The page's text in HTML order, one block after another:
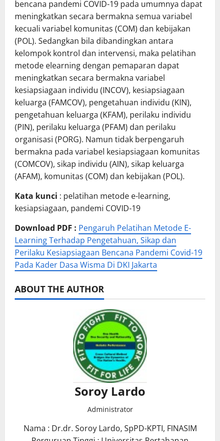
bencana pandemi COVID-19 pada umumnya dapat
meningkatkan secara bermakna semua variabel
kecuali variabel komunitas (COM) dan kebijakan
(POL). Sedangkan bila dibandingkan antara
kelompok kontrol dan intervensi, maka pelatihan
metode elearning dengan pemaparan dapat
meningkatkan secara bermakna variabel
kesiapsiagaan individu (INCOV), kesiapsiagaan
keluarga (FAMCOV), pengetahuan individu (KIN),
pengetahuan keluarga (KFAM), perilaku individu
(PIN), perilaku keluarga (PFAM) dan perilaku
organisasi (PORG). Namun tidak berpengaruh
bermakna pada variabel kesiapsiagaan komunitas
(COMCOV), sikap individu (AIN), sikap keluarga
(AFAM), komunitas (COM) dan kebijakan (POL).
Kata kunci : pelatihan metode e-learning,
kesiapsiagaan, pandemi COVID-19
Download PDF : Pengaruh Pelatihan Metode E-
Learning Terhadap Pengetahuan, Sikap dan
Perilaku Kesiapsiagaan Bencana Pandemi Covid-19
Pada Kader Dasa Wisma Di DKI Jakarta
ABOUT THE AUTHOR
Soroy Lardo
Administrator
Nama : Dr.dr. Soroy Lardo, SpPD-KPTI, FINASIM